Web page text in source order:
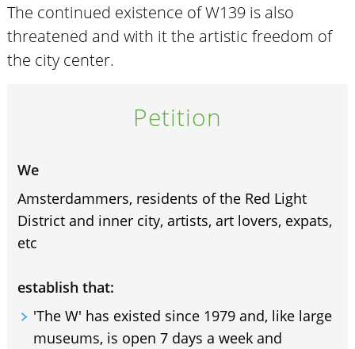
The continued existence of W139 is also
threatened and with it the artistic freedom of
the city center.
Petition
We
Amsterdammers, residents of the Red Light
District and inner city, artists, art lovers, expats,
etc
establish that:
'The W' has existed since 1979 and, like large
museums, is open 7 days a week and